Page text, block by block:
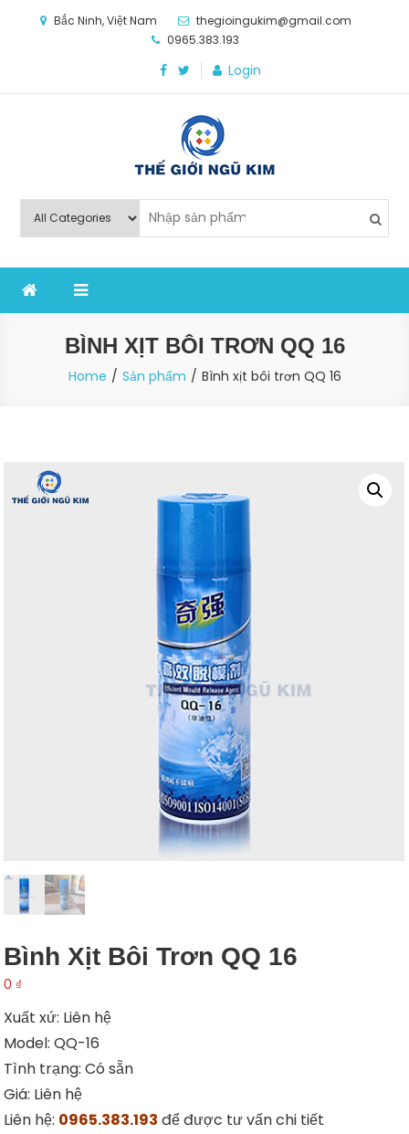
Bắc Ninh, Việt Nam
thegioingukim@gmail.com
0965.383.193
Login
Thế Giới Ngũ Kim
nghiệp sản xuất
BÌNH XỊT BÔI TRƠN QQ 16
Home Sản phẩm Bình xịt bôi trơn QQ 16
Bình Xịt Bôi Trơn QQ 16
0 ₫
Xuất xứ: Liên hệ
Model: QQ-16
Tình trạng: Có sẵn
Giá: Liên hệ
Liên hệ: 0965.383.193 để được tư vấn chi tiết